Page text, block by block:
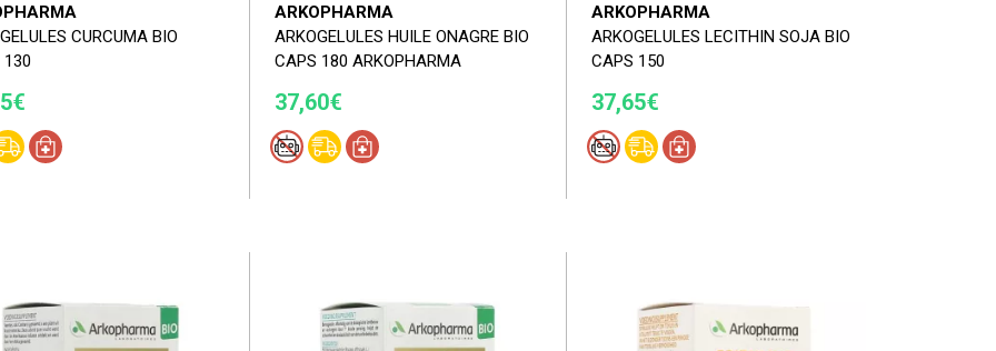
CURCUMA BIO
130
ARKOPHARMA
ARKOGELULES HUILE ONAGRE BIO
CAPS 180 ARKOPHARMA
37,60€
ARKOPHARMA
ARKOGELULES LECITHIN SOJA BIO
CAPS 150
37,65€